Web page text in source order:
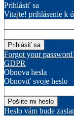
Prihlásiť sa
Vitajte! prihlásenie k
Forgot your
GDPR
Obnova hesla
Obnoviť svoje heslo
Heslo vám bude